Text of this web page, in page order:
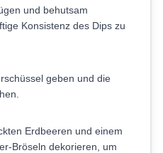
und behutsam
Konsistenz des Dips zu
geben und die
Erdbeeren und einem
Bröseln dekorieren, um